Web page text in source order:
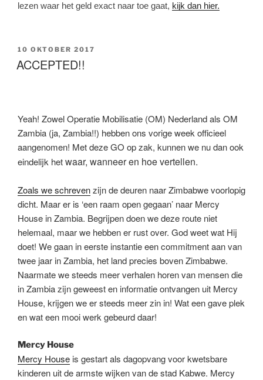
lezen waar het geld exact naar toe gaat, kijk dan hier.
GEPLAATST
OP
10 OKTOBER 2017
ACCEPTED!!
Yeah! Zowel Operatie Mobilisatie (OM) Nederland als OM
Zambia (ja, Zambia!!) hebben ons vorige week officieel
aangenomen! Met deze GO op zak, kunnen we nu dan ook
eindelijk hetwaar, wanneer en hoe vertellen.
Zoals we schrevenzijn de deuren naar Zimbabwe voorlopig
dicht. Maar er is ‘een raam open gegaan’ naar Mercy
House in Zambia. Begrijpen doen we deze route niet
helemaal, maar we hebben er rust over. God weet wat Hij
doet! We gaan in eerste instantie een commitment aan van
twee jaar in Zambia, het land precies boven Zimbabwe.
Naarmate we steeds meer verhalen horen van mensen die
in Zambia zijn geweest en informatie ontvangen uit Mercy
House, krijgen we er steeds meer zin in! Wat een gave plek
en wat een mooi werk gebeurd daar!
Mercy House
Mercy House is gestart als dagopvang voor kwetsbare
kinderen uit de armste wijken van de stad Kabwe. Mercy